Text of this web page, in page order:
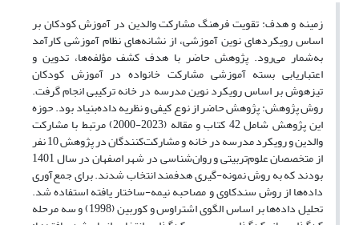
زمینه و هدف: تقویت فرهنگ مشارکت والدین در آموزش کودکان بر
اساس رویکرد‌های نوین آموزشی، از نشانه‌های نظام آموزشی کارآمد
به‌شمار می‌رود. پژوهش حاضر با هدف کشف مؤلفه‌ها، تدوین و
اعتباریابی بسته آموزشی مشارکت خانواده‌ در آموزش کودکان
تیزهوش بر اساس رویکرد نوین مدرسه در خانه ترکیبی انجام گرفت.
روش پژوهش: پژوهش حاضر از نوع کیفی و نظریه داده‌بنیاد بود. حوزه
این پژوهش شامل 42 کتاب و مقاله (2023-2000) مرتبط با مشارکت
والدین و رویکرد مدرسه در خانه و مشارکت‌کنندگان در پژوهش 10 نفر
از متخصصان علوم‌تربیتی و روان‌شناسی در شهر اصفهان در سال 1401
بودند که به روش نمونه-گیری هدفمند انتخاب شدند. برای جمع‌آوری
داده‌ها از روش سندکاوی و مصاحبه نیمه-ساختار یافته استفاده شد.
تحلیل داده‌ها بر اساس الگوی اشتراوس و کوربین (1998) و سه مرحله